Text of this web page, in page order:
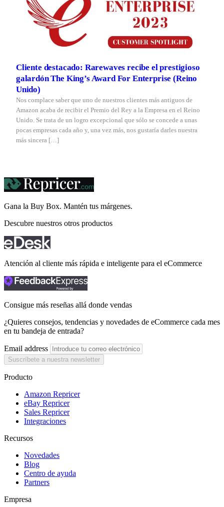
Cliente destacado: Rarewaves recibe el prestigioso
galardón The King’s Award For Enterprise (Reino
Unido)
Nos complace saber que uno de nuestros clientes más antiguos de
Amazon acaba de recibir el Premio del Rey a la Empresa en el Reino
Unido. Se trata de un logro excepcional que sólo se concede a unas
pocas empresas cada año y, una vez más, nos gustaría darles nuestra
más sincera […]
Gana la Buy Box. Mantén tus márgenes.
Descubre nuestros otros productos
Atención al cliente más rápida e inteligente para el eCommerce
Consigue más reseñas allá donde vendas
¿Quieres consejos, tendencias y novedades de eCommerce cada mes
en tu bandeja de entrada?
Email address
Suscríbete a nuestra newsletter
Producto
Amazon Repricer
eBay Repricer
Sales Repricer
Integraciones
Recursos
Novedades
Blog
Centro de ayuda
Partners
Empresa